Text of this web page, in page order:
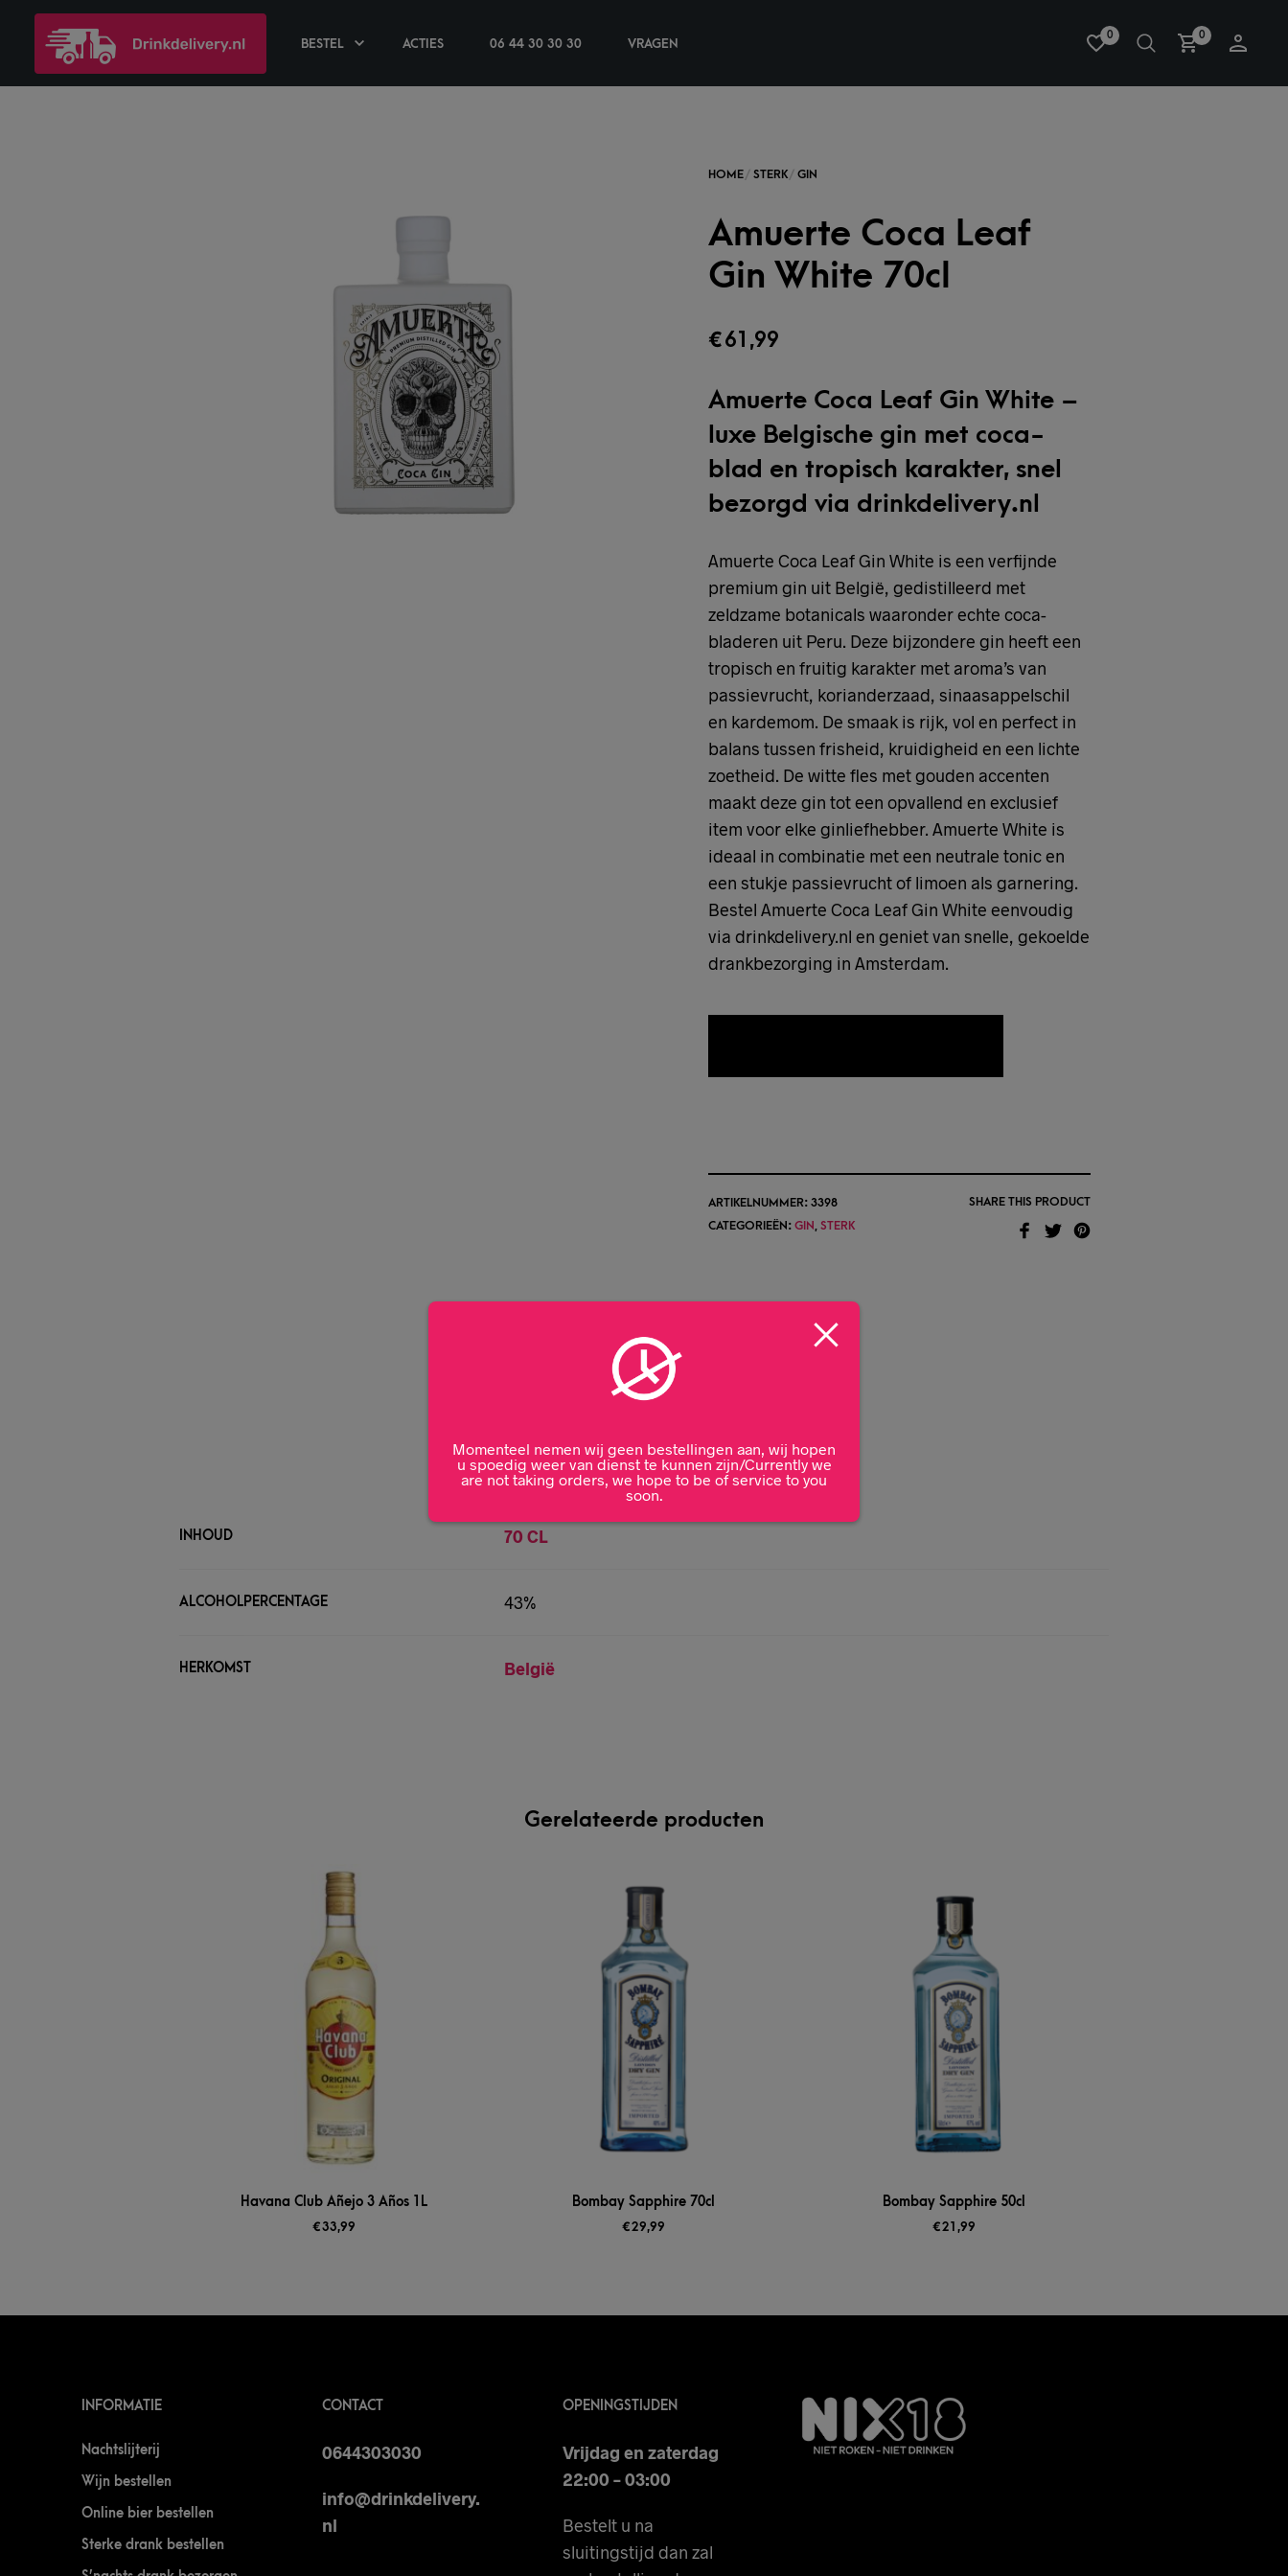
BESTEL ACTIES 06 44 30 30 30 VRAGEN
0 0
Amuerte Coca Leaf
Gin White 70cl
€61,99
Amuerte Coca Leaf Gin White –
luxe Belgische gin met coca-
blad en tropisch karakter, snel
bezorgd via drinkdelivery.nl
Amuerte Coca Leaf Gin White is een verfijnde
premium gin uit België, gedistilleerd met
zeldzame botanicals waaronder echte coca-
bladeren uit Peru. Deze bijzondere gin heeft een
tropisch en fruitig karakter met aroma’s van
passievrucht, korianderzaad, sinaasappelschil
en kardemom. De smaak is rijk, vol en perfect in
balans tussen frisheid, kruidigheid en een lichte
zoetheid. De witte fles met gouden accenten
maakt deze gin tot een opvallend en exclusief
item voor elke ginliefhebber. Amuerte White is
ideaal in combinatie met een neutrale tonic en
een stukje passievrucht of limoen als garnering.
Bestel Amuerte Coca Leaf Gin White eenvoudig
via drinkdelivery.nl en geniet van snelle, gekoelde
drankbezorging in Amsterdam.
ARTIKELNUMMER: 3398
CATEGORIEËN: GIN, STERK
SHARE THIS PRODUCT
INHOUD 70 CL
ALCOHOLPERCENTAGE 43%
HERKOMST België
Gerelateerde producten
Havana Club Añejo 3 Años 1L
€33,99
Bombay Sapphire 70cl
€29,99
Bombay Sapphire 50cl
€21,99
INFORMATIE
Nachtslijterij
Wijn bestellen
Online bier bestellen
Sterke drank bestellen
CONTACT
0644303030
info@drinkdelivery.
nl
OPENINGSTIJDEN
Vrijdag en zaterdag
22:00 – 03:00
Bestelt u na
sluitingstijd dan zal
Momenteel nemen wij geen bestellingen aan, wij hopen
u spoedig weer van dienst te kunnen zijn/Currently we
are not taking orders, we hope to be of service to you
soon.